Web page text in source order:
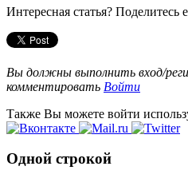
Интересная статья? Поделитесь
Вы должны выполнить вход/
комментировать Войти
Также Вы можете войти
Одной строкой